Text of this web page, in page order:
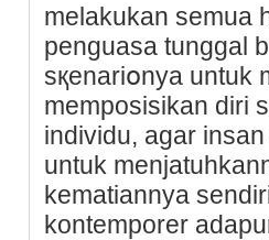
melakukan semua
penguasa tunggal
sқenarіօnya untuk
memposisikan diri
indіvidu, agar
untuk
kematiannya
kontemporer